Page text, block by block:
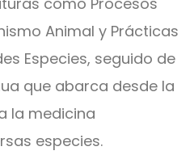
Animal y Prácticas
Especies, seguido de
que abarca desde la
la medicina
especies.